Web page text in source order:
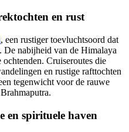
en rust
, een rustiger toevluchtsoord dat
De nabijheid van de Himalaya
Cruiseroutes die
en rustige rafttochten
tegenwicht voor de rauwe
en spirituele haven